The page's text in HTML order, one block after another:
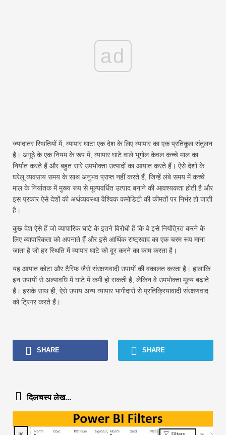
ad
ज्यादातर स्थितियों में, व्यापार घाटा एक देश के लिए व्यापार का एक प्रतिकूल संतुलन
है। अंगूठे के एक नियम के रूप में, व्यापार घाटे वाले भूगोल केवल कच्चे माल का
निर्यात करते हैं और बहुत सारे उपभोक्ता उत्पादों का आयात करते हैं। ऐसे देशों के
घरेलू व्यवसाय समय के साथ अनुभव प्राप्त नहीं करते हैं, जिन्हें लंबे समय में कच्चे
माल के निर्यातक में मुख्य रूप से मूल्यवर्धित उत्पाद बनाने की आवश्यकता होती है और
इस प्रकार ऐसे देशों की अर्थव्यवस्था वैश्विक कमोडिटी की कीमतों पर निर्भर हो जाती
है।
कुछ देश ऐसे हैं जो व्यापारिक घाटे के इतने विरोधी हैं कि वे इसे नियंत्रित करने के
लिए व्यापारिकता को अपनाते हैं और इसे आर्थिक राष्ट्रवाद का एक चरम रूप माना
जाता है जो हर स्थिति में व्यापार घाटे को दूर करने का काम करता है।
यह आयात कोटा और टैरिफ जैसे संरक्षणवादी उपायों की वकालत करता है। हालांकि
इन उपायों से अल्पावधि में घाटे में कमी हो सकती है, लेकिन वे उपभोक्ता मूल्य बढ़ाते
हैं। इसके साथ ही, ऐसे उपाय अन्य व्यापार भागीदारों से प्रतिक्रियावादी संरक्षणवाद
को ट्रिगर करते हैं।
SHARE SHARE
दिलचस्प लेख...